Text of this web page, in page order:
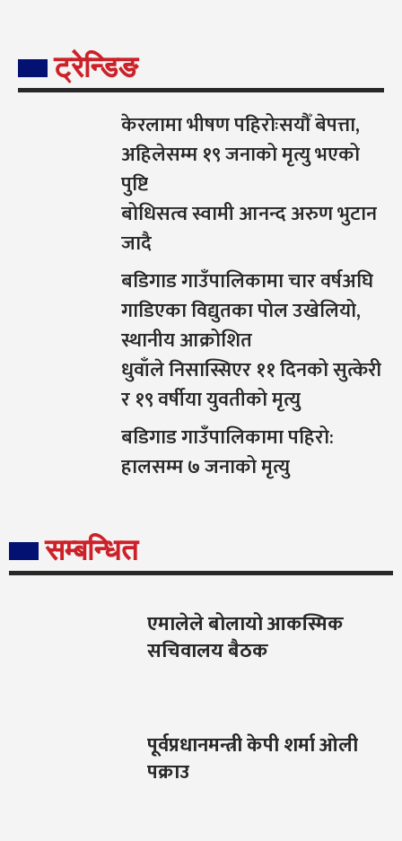
ट्रेन्डिङ
केरलामा भीषण पहिरोःसयौँ बेपत्ता,
अहिलेसम्म १९ जनाको मृत्यु भएको
पुष्टि
बोधिसत्व स्वामी आनन्द अरुण भुटान
जादै
बडिगाड गाउँपालिकामा चार वर्षअघि
गाडिएका विद्युतका पोल उखेलियो,
स्थानीय आक्रोशित
धुवाँले निसास्सिएर ११ दिनको सुत्केरी
र १९ वर्षीया युवतीको मृत्यु
बडिगाड गाउँपालिकामा पहिरो:
हालसम्म ७ जनाको मृत्यु
सम्बन्धित
एमालेले बोलायो आकस्मिक
सचिवालय बैठक
पूर्वप्रधानमन्त्री केपी शर्मा ओली
पक्राउ